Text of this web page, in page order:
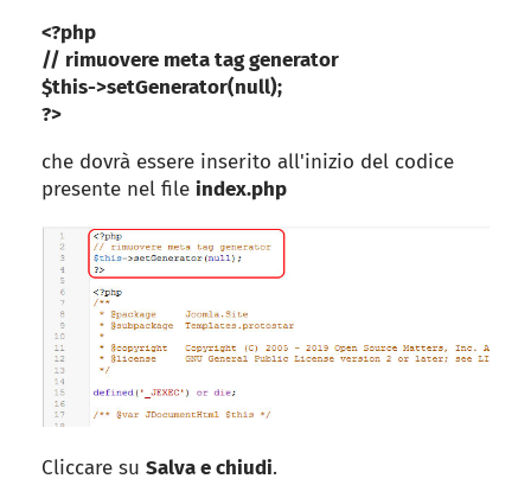
<?php
// rimuovere meta tag generator
$this->setGenerator(null);
?>
che dovrà essere inserito all'inizio del codice
presente nel file index.php
Cliccare su Salva e chiudi.